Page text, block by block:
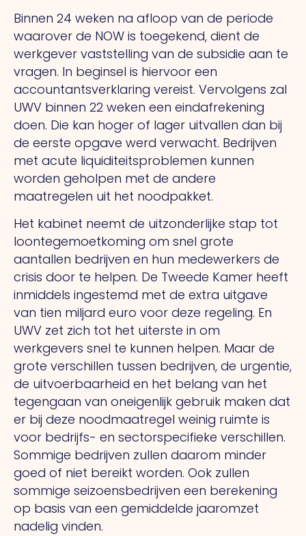
Binnen 24 weken na afloop van de periode
waarover de NOW is toegekend, dient de
werkgever vaststelling van de subsidie aan te
vragen. In beginsel is hiervoor een
accountantsverklaring vereist. Vervolgens zal
UWV binnen 22 weken een eindafrekening
doen. Die kan hoger of lager uitvallen dan bij
de eerste opgave werd verwacht. Bedrijven
met acute liquiditeitsproblemen kunnen
worden geholpen met de andere
maatregelen uit het noodpakket.
Het kabinet neemt de uitzonderlijke stap tot
loontegemoetkoming om snel grote
aantallen bedrijven en hun medewerkers de
crisis door te helpen. De Tweede Kamer heeft
inmiddels ingestemd met de extra uitgave
van tien miljard euro voor deze regeling. En
UWV zet zich tot het uiterste in om
werkgevers snel te kunnen helpen. Maar de
grote verschillen tussen bedrijven, de urgentie,
de uitvoerbaarheid en het belang van het
tegengaan van oneigenlijk gebruik maken dat
er bij deze noodmaatregel weinig ruimte is
voor bedrijfs- en sectorspecifieke verschillen.
Sommige bedrijven zullen daarom minder
goed of niet bereikt worden. Ook zullen
sommige seizoensbedrijven een berekening
op basis van een gemiddelde jaaromzet
nadelig vinden.